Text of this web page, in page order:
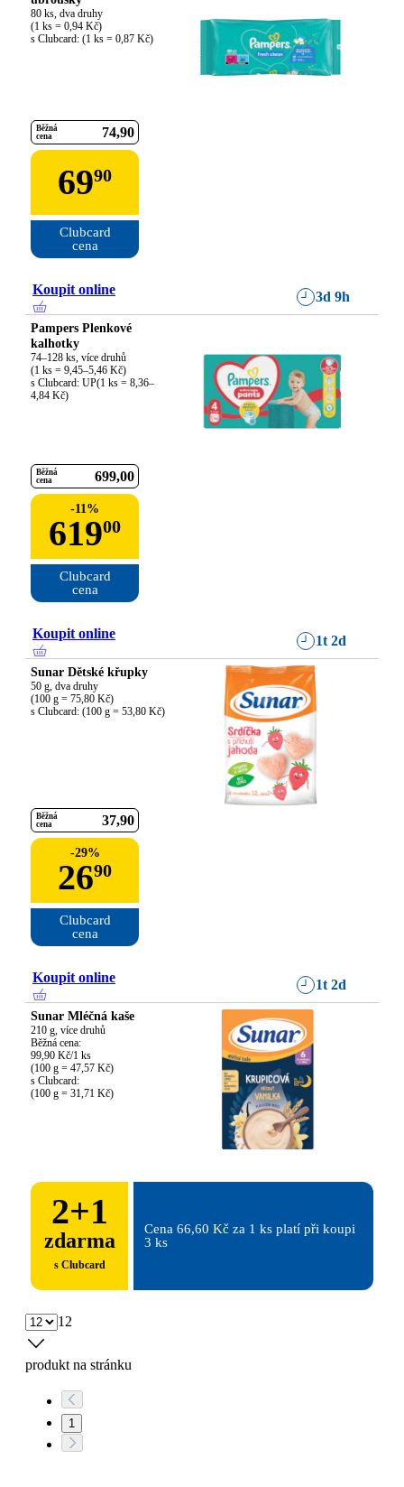
80 ks, dva druhy
(1 ks = 0,94 Kč)
s Clubcard: (1 ks = 0,87 Kč)
Běžná
cena
74 90
6990
Clubcard
cena
Koupit online 3d 9h
Pampers Plenkové
kalhotky
74–128 ks, více druhů
(1 ks = 9,45–5,46 Kč)
s Clubcard: UP(1 ks = 8,36–
4,84 Kč)
Běžná
cena
699 00
-11%
61900
Clubcard
cena
Koupit online 1t 2d
Sunar Dětské křupky
50 g, dva druhy
(100 g = 75,80 Kč)
s Clubcard: (100 g = 53,80 Kč)
Běžná
cena
37 90
-29%
2690
Clubcard
cena
Koupit online 1t 2d
Sunar Mléčná kaše
210 g, více druhů
Běžná cena:
99,90 Kč/1 ks
(100 g = 47,57 Kč)
s Clubcard:
(100 g = 31,71 Kč)
2+1
zdarma
s Clubcard
Cena 66,60 Kč za 1 ks platí při koupi
3 ks
12
produkt na stránku
1